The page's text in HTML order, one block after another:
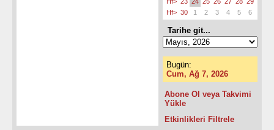
Hf> 30 1 2 3 4 5 6
Tarihe git...
Bugün:
Cum, Ağ 7, 2026
Abone Ol veya Takvimi
Yükle
Etkinlikleri Filtrele